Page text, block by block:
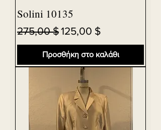
Solini 10135
Κανονική τιμή
275,00 $Τιμή Έκπτωσης
125,00 $
Προσθήκη στο καλάθι